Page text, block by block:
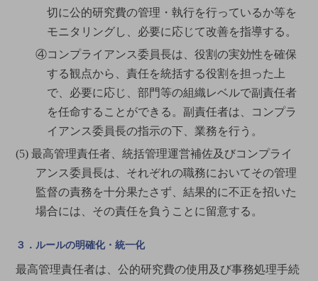
切に公的研究費の管理・執行を行っているか等を
モニタリングし、必要に応じて改善を指導する。
④コンプライアンス委員長は、役割の実効性を確保
する観点から、責任を統括する役割を担った上
で、必要に応じ、部門等の組織レベルで副責任者
を任命することができる。副責任者は、コンプラ
イアンス委員長の指示の下、業務を行う。
(5) 最高管理責任者、統括管理運営補佐及びコンプライ
アンス委員長は、それぞれの職務においてその管理
監督の責務を十分果たさず、結果的に不正を招いた
場合には、その責任を負うことに留意する。
３．ルールの明確化・統一化
最高管理責任者は、公的研究費の使用及び事務処理手続